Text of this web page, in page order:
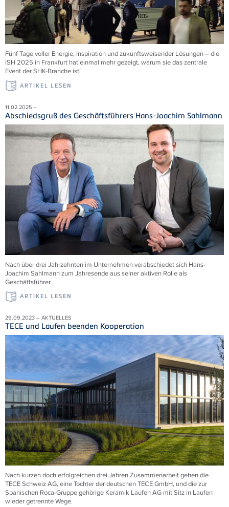
Fünf Tage voller Energie, Inspiration und zukunftsweisender Lösungen – die
ISH 2025 in Frankfurt hat einmal mehr gezeigt, warum sie das zentrale
Event der SHK-Branche ist!
ARTIKEL LESEN
11.02.2025 –
Abschiedsgruß des Geschäftsführers Hans-Joachim Sahlmann
Nach über drei Jahrzehnten im Unternehmen verabschiedet sich Hans-
Joachim Sahlmann zum Jahresende aus seiner aktiven Rolle als
Geschäftsführer.
ARTIKEL LESEN
29.09.2023 – AKTUELLES
TECE und Laufen beenden Kooperation
Nach kurzen doch erfolgreichen drei Jahren Zusammenarbeit gehen die
TECE Schweiz AG, eine Tochter der deutschen TECE GmbH, und die zur
Spanischen Roca-Gruppe gehörige Keramik Laufen AG mit Sitz in Laufen
wieder getrennte Wege.